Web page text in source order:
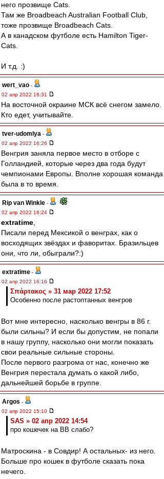
него прозвище Cats.
Там же Broadbeach Australian Football Club,
тоже прозвище Broadbeach Cats.
А в канадском футболе есть Hamilton Tiger-
Cats.
И т.д. :)
wert_vao -
02 апр 2022 16:31
На восточной окраине МСК всё снегом замело.
Кто едет, учитывайте.
tver-udomlya -
02 апр 2022 16:26
Венгрия заняла первое место в отборе с
Голландией, которые через два года будут
чемпионами Европы. Вполне хорошая команда
была в то время.
Rip van Winkle -
02 апр 2022 16:24
extratime
Писали перед Мексикой о венграх, как о
восходящих звёздах и фаворитах. Бразильцев
они, что ли, обыграли?:)
extratime -
02 апр 2022 16:16
Σπάρτακος » 31 мар 2022 17:52
Особенно после растоптанных венгров
Вот мне интересно, насколько венгры в 86 г.
были сильны? И если бы допустим, не попали
в нашу группу, насколько они могли показать
свои реальные сильные стороны.
После первого разгрома от нас, конечно же
Венгрия перестала думать о какой либо,
дальнейшей борьбе в группе.
Argos -
02 апр 2022 15:10
SAS » 02 апр 2022 14:54
про кошечек на ВВ слабо?
Матроскина - в Совдир! А остальных- из него.
Больше про кошек в футболе сказать пока
нечего.